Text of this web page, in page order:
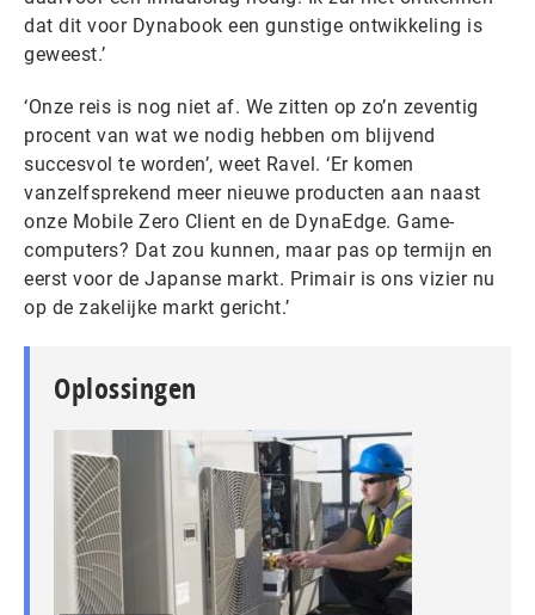
dat dit voor Dynabook een gunstige ontwikkeling is
geweest.’
‘Onze reis is nog niet af. We zitten op zo’n zeventig
procent van wat we nodig hebben om blijvend
succesvol te worden’, weet Ravel. ‘Er komen
vanzelfsprekend meer nieuwe producten aan naast
onze Mobile Zero Client en de DynaEdge. Game-
computers? Dat zou kunnen, maar pas op termijn en
eerst voor de Japanse markt. Primair is ons vizier nu
op de zakelijke markt gericht.’
Oplossingen